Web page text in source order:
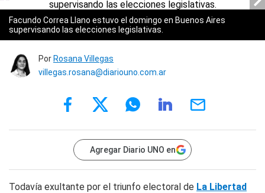
Facundo Correa Llano estuvo el domingo en Buenos Aires
supervisando las elecciones legislativas.
Por Rosana Villegas
villegas.rosana@diariouno.com.ar
Agregar Diario UNO en
Todavía exultante por el triunfo electoral de La Libertad